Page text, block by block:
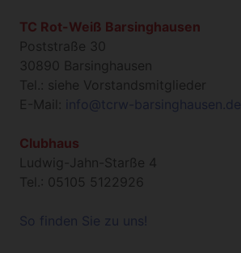
TC Rot-Weiß Barsinghausen
Poststraße 30
30890 Barsinghausen
Tel.: siehe Vorstandsmitglieder
E-Mail:
info@tcrw-barsinghausen.de
Clubhaus
Ludwig-Jahn-Starße 4
Tel.: 05105 5122926
So finden Sie zu uns!